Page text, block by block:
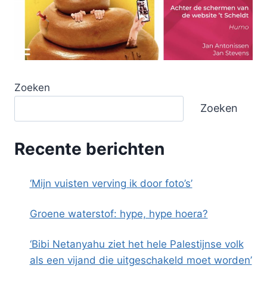
Zoeken
Zoeken
Recente berichten
‘Mijn vuisten verving ik door foto’s’
Groene waterstof: hype, hype hoera?
‘Bibi Netanyahu ziet het hele Palestijnse volk
als een vijand die uitgeschakeld moet worden’